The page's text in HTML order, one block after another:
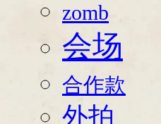
zomb
会场
合作款
外拍